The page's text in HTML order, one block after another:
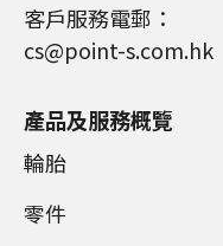
客戶服務電郵：
cs@point-s.com.hk
產品及服務概覽
輪胎
零件